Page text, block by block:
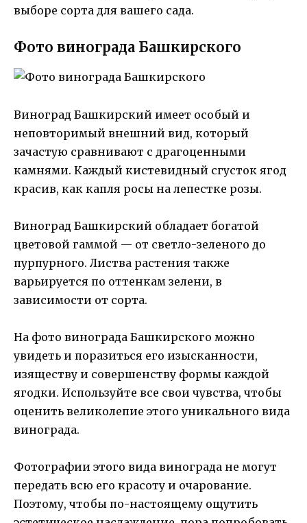
выборе сорта для вашего сада.
Фото винограда Башкирского
Виноград Башкирский имеет особый и
неповторимый внешний вид, который
зачастую сравнивают с драгоценными
камнями. Каждый кистевидный сгусток ягод
красив, как капля росы на лепестке розы.
Виноград Башкирский обладает богатой
цветовой гаммой — от светло-зеленого до
пурпурного. Листва растения также
варьируется по оттенкам зелени, в
зависимости от сорта.
На фото винограда Башкирского можно
увидеть и поразиться его изысканности,
изяществу и совершенству формы каждой
ягодки. Используйте все свои чувства, чтобы
оценить великолепие этого уникального вида
винограда.
Фотографии этого вида винограда не могут
передать всю его красоту и очарование.
Поэтому, чтобы по-настоящему ощутить